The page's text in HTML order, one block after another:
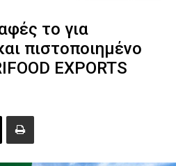
το για
πιστοποιημένο
EXPORTS